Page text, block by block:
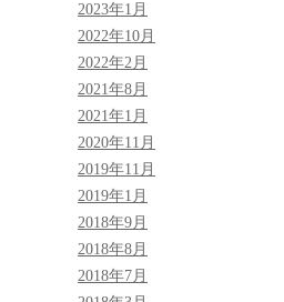
2023年1月
2022年10月
2022年2月
2021年8月
2021年1月
2020年11月
2019年11月
2019年1月
2018年9月
2018年8月
2018年7月